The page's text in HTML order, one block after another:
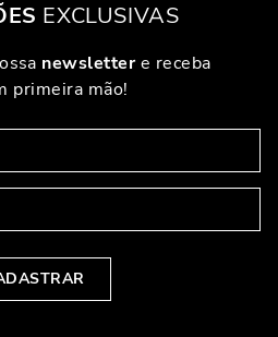
EXCLUSIVAS
newslettere receba
primeira mão!